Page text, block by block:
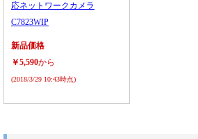
応ネットワークカメラ
C7823WIP
新品価格
￥5,590から
(2018/3/29 10:43時点)